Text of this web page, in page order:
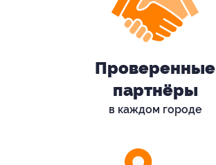
Проверенные
партнёры
в каждом городе